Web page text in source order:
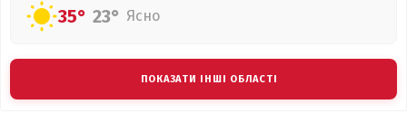
35° 23° Ясно
ПОКАЗАТИ ІНШІ ОБЛАСТІ